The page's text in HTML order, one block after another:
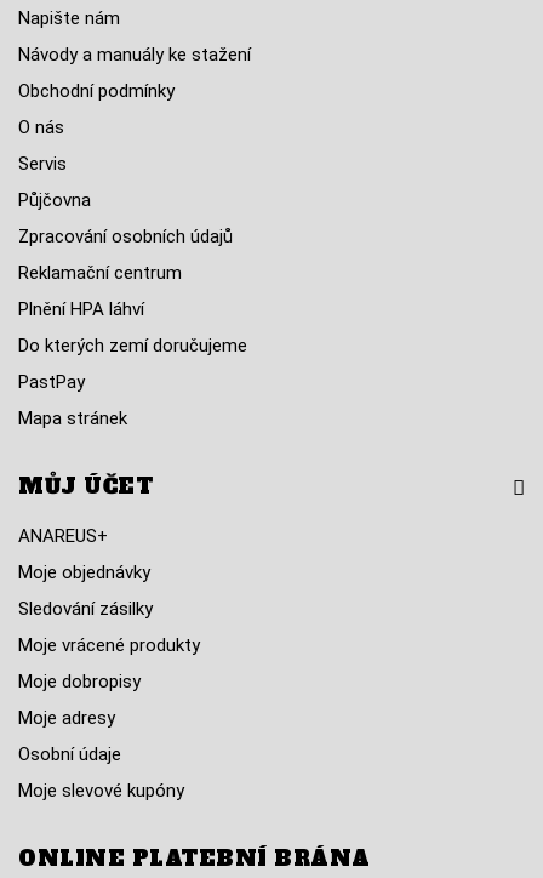
Napište nám
Návody a manuály ke stažení
Obchodní podmínky
O nás
Servis
Půjčovna
Zpracování osobních údajů
Reklamační centrum
Plnění HPA láhví
Do kterých zemí doručujeme
PastPay
Mapa stránek
MŮJ ÚČET
ANAREUS+
Moje objednávky
Sledování zásilky
Moje vrácené produkty
Moje dobropisy
Moje adresy
Osobní údaje
Moje slevové kupóny
ONLINE PLATEBNÍ BRÁNA